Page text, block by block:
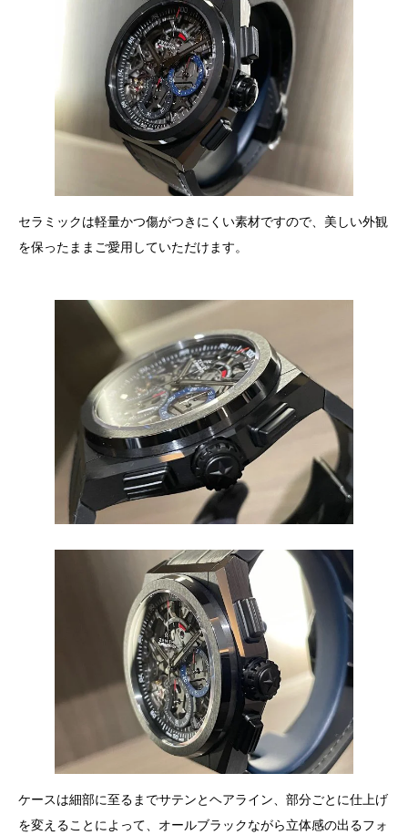
セラミックは軽量かつ傷がつきにくい素材ですので、美しい外観
を保ったままご愛用していただけます。
ケースは細部に至るまでサテンとヘアライン、部分ごとに仕上げ
を変えることによって、オールブラックながら立体感の出るフォ